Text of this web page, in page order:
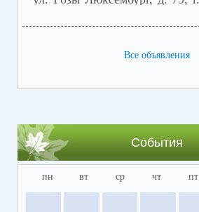
Все объявления
События
пн вт ср чт пт